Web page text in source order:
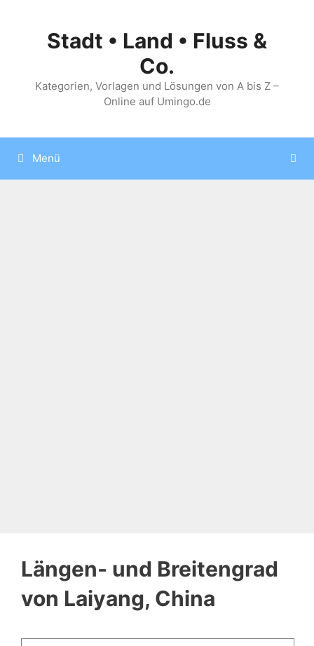
springenStadt • Land • Fluss &
Co.
Kategorien, Vorlagen und Lösungen von A bis Z –
Online auf Umingo.de
Menü
Längen- und Breitengrad
von Laiyang, China